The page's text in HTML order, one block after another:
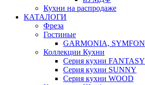
Кухни на распродаже
КАТАЛОГИ
Фреза
Гостиные
GARMONIA,
Коллекции Кухни
Серия кухни FANTASY
Серия кухни SUNNY
Серия кухни WOOD